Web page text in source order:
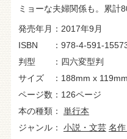
ミョーな夫婦関係も。累計
発売年月
2017年9月
ISBN
978-4-591-
判型
四六変型判
サイズ
188mm x 119mm
ページ数
126ページ
本の種類
単行本
ジャンル
小説・文芸 名